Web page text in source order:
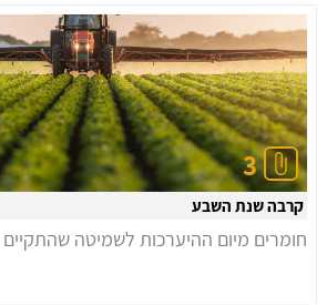
3
קרבה שנת השבע
חומרים מיום ההיערכות לשמיטה שהתקיים